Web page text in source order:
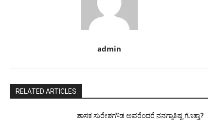
admin
RELATED ARTICLES
ಶಾಸಕ ಸುರೇಶಗೌಡ ಅವರೆಂದರೆ ನನಗ್ಯಾಕಿಷ್ಟ ಗೊತ್ತಾ?